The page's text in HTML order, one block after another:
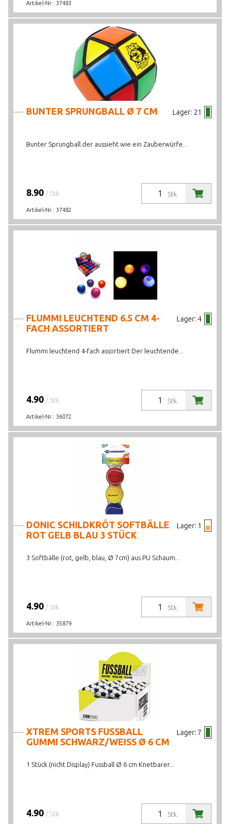
Artikel-Nr.: 37483
Lager: 21
BUNTER SPRUNGBALL Ø 7 CM
Bunter Sprungball der aussieht wie ein Zauberwürfe...
Stk.
8.90 / Stk.
Artikel-Nr.: 37482
Lager: 4
FLUMMI LEUCHTEND 6.5 CM 4-
FACH ASSORTIERT
Flummi leuchtend 4-fach assortiert Der leuchtende...
Stk.
4.90 / Stk.
Artikel-Nr.: 36072
Lager: 1
DONIC SCHILDKRÖT SOFTBÄLLE
ROT GELB BLAU 3 STÜCK
3 Softbälle (rot, gelb, blau, Ø 7cm) aus PU Schaum...
Stk.
4.90 / Stk.
Artikel-Nr.: 35879
Lager: 7
XTREM SPORTS FUSSBALL
GUMMI SCHWARZ/WEISS Ø 6 CM
1 Stück (nicht Display) Fussball Ø 6 cm Knetbarer...
Stk.
4.90 / Stk.